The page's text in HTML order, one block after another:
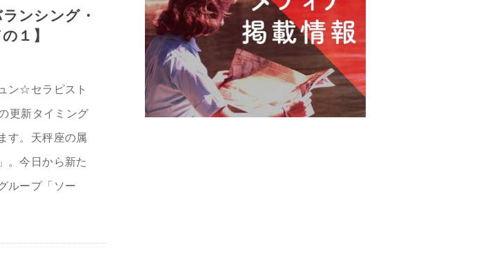
ンシング・
１】
ン☆セラピスト
更新タイミング
す。天秤座の属
。今日から新た
ループ「ソー